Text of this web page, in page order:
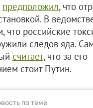
предположил, что
В
что российские
следов яда.
считает, что за его
стоит Путин.
по теме